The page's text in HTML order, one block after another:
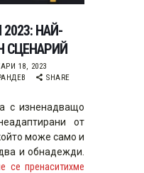
НАЙ-
СЦЕНАРИЙ
18, 2023
SHARE
с изненадващо
от
може само и
и обнадежди.
се пренаситихме